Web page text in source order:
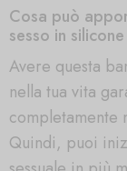
Cosa può
sesso in
Avere questa
nella tua vita
completamente
Quindi, puoi